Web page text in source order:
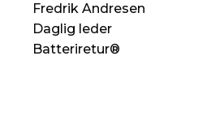
Fredrik Andresen
Daglig leder
Batteriretur®